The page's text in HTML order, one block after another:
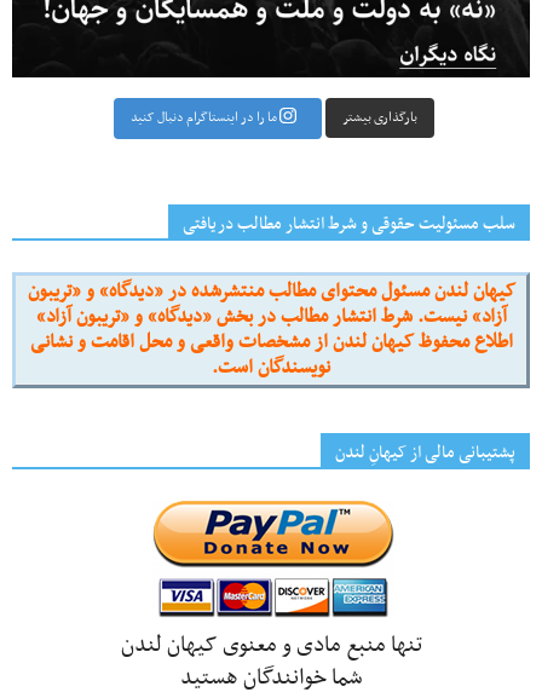
بارگذاری بیشتر ما را در اینستاگرام دنبال کنید
سلب مسئولیت حقوقی و شرط انتشار مطالب دریافتی
کیهان لندن مسئول محتوای مطالب منتشرشده در «دیدگاه» و «تریبون
آزاد» نیست. شرط انتشار مطالب در بخش «دیدگاه» و «تریبون آزاد»
اطلاع محفوظ کیهان لندن از مشخصات واقعی و محل اقامت و نشانی
نویسندگان است.
پشتیبانی مالی از کیهانِ لندن
تنها منبع مادی و معنوی کیهان لندن
شما خوانندگان هستید